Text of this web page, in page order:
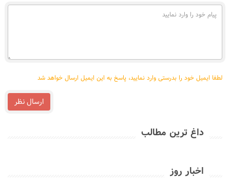
وارد
نمایید
پیام
خود
لطفا ایمیل خود را بدرستی وارد نمایید، پاسخ به این ایمیل ارسال خواهد شد
ارسال نظر
داغ ترین مطالب
اخبار روز